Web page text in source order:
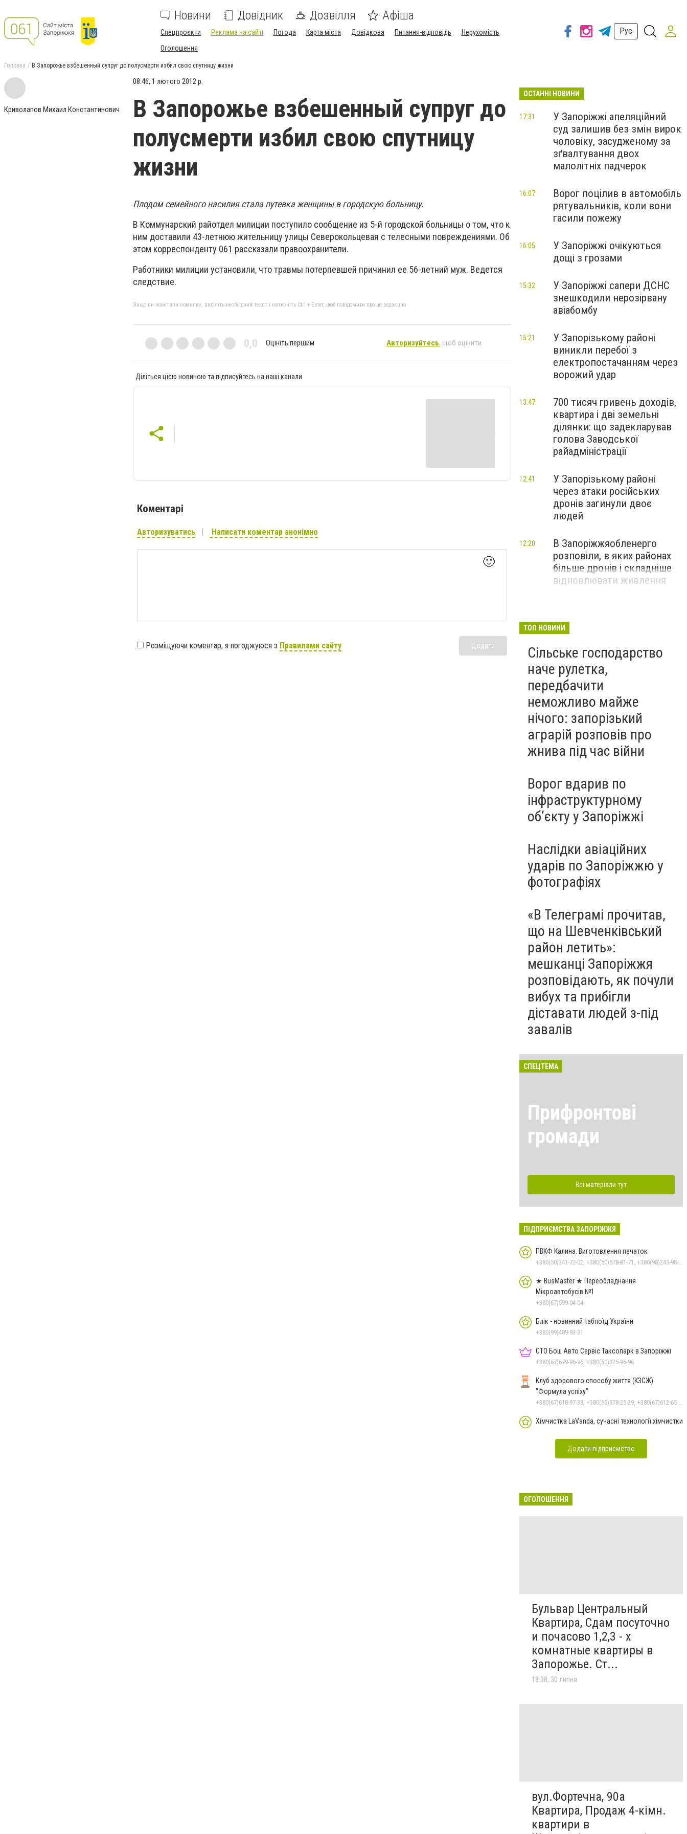
Новини Довідник Дозвілля Афіша
Спецпроєкти Реклама на сайті Погода Карта міста Довідкова Питання-відповідь
Нерухомість
Оголошення
Рус
Головна В Запорожье взбешенный супруг до полусмерти избил свою спутницу жизни
Криволапов Михаил Константинович
08:46, 1 лютого 2012 р.
В Запорожье взбешенный супруг до
полусмерти избил свою спутницу
жизни
Плодом семейного насилия стала путевка женщины в городскую больницу.
В Коммунарский райотдел милиции поступило сообщение из 5-й городской больницы о том, что к
ним доставили 43-летнюю жительницу улицы Северокольцевая с телесными повреждениями. Об
этом корреспонденту 061 рассказали правоохранители.
Работники милиции установили, что травмы потерпевшей причинил ее 56-летний муж. Ведется
следствие.
Якщо ви помітили помилку, виділіть необхідний текст і натисніть Ctrl + Enter, щоб повідомити про це редакцію
0,0 Оцініть першим Авторизуйтесь, щоб оцінити
Діліться цією новиною та підписуйтесь на наші канали
Коментарі
Авторизуватись Написати коментар анонімно
🙂
Розміщуючи коментар, я погоджуюся з Правилами сайту Додати
ОСТАННІ НОВИНИ
У Запоріжжі апеляційний
суд залишив без змін вирок
чоловіку, засудженому за
зґвалтування двох
малолітніх падчерок
17:31
Ворог поцілив в автомобіль
рятувальників, коли вони
гасили пожежу
16:07
У Запоріжжі очікуються
дощі з грозами
16:05
У Запоріжжі сапери ДСНС
знешкодили нерозірвану
авіабомбу
15:32
У Запорізькому районі
виникли перебої з
електропостачанням через
ворожий удар
15:21
700 тисяч гривень доходів,
квартира і дві земельні
ділянки: що задекларував
голова Заводської
райадміністрації
13:47
У Запорізькому районі
через атаки російських
дронів загинули двоє
людей
12:41
В Запоріжжяобленерго
розповіли, в яких районах
більше дронів і складніше
відновлювати живлення
12:20
ТОП НОВИНИ
Сільське господарство
наче рулетка,
передбачити
неможливо майже
нічого: запорізький
аграрій розповів про
жнива під час війни
Ворог вдарив по
інфраструктурному
обʼєкту у Запоріжжі
Наслідки авіаційних
ударів по Запоріжжю у
фотографіях
«В Телеграмі прочитав,
що на Шевченківський
район летить»:
мешканці Запоріжжя
розповідають, як почули
вибух та прибігли
діставати людей з-під
завалів
СПЕЦТЕМА
Прифронтові
громади
Всі матеріали тут
ПІДПРИЄМСТВА ЗАПОРІЖЖЯ
ПВКФ Калина. Виготовлення печаток
★ BusMaster ★ Переобладнання
Мікроавтобусів №1
+380(67)599-04-04
Блік - новинний таблоїд України
+380(99)489-93-31
СТО Бош Авто Сервіс Таксопарк в Запоріжжі
+380(67)679-96-96, +380(50)325-96-96
Клуб здорового способу життя (КЗСЖ)
"Формула успіху"
Хімчистка LaVanda, сучасні технології хімчистки
Додати підприємство
ОГОЛОШЕННЯ
Бульвар Центральный
Квартира, Сдам посуточно
и почасово 1,2,3 - х
комнатные квартиры в
Запорожье. Ст...
18:38, 30 липня
вул.Фортечна, 90а
Квартира, Продаж 4-кімн.
квартири в